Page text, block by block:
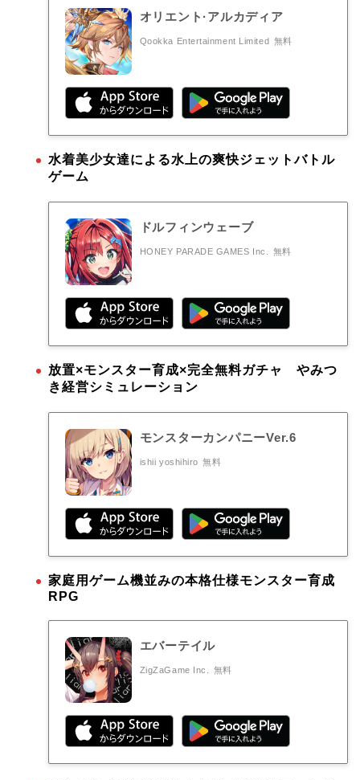
オリエント·アルカディア
Qookka Entertainment Limited 無料
水着美少女達による水上の爽快ジェットバトル
ゲーム
ドルフィンウェーブ
HONEY PARADE GAMES Inc. 無料
放置×モンスター育成×完全無料ガチャ やみつ
き経営シミュレーション
モンスターカンパニーVer.6
ishii yoshihiro 無料
家庭用ゲーム機並みの本格仕様モンスター育成
RPG
エバーテイル
ZigZaGame Inc. 無料